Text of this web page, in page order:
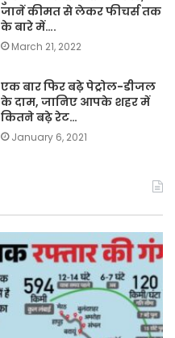
जानें कीमत से लेकर फीचर्स तक
के बारे में….
March 21, 2022
एक बार फिर बढ़े पेट्रोल-डीजल
के दाम, जानिए आपके शहर में
कितने बढ़े रेट…
January 6, 2021